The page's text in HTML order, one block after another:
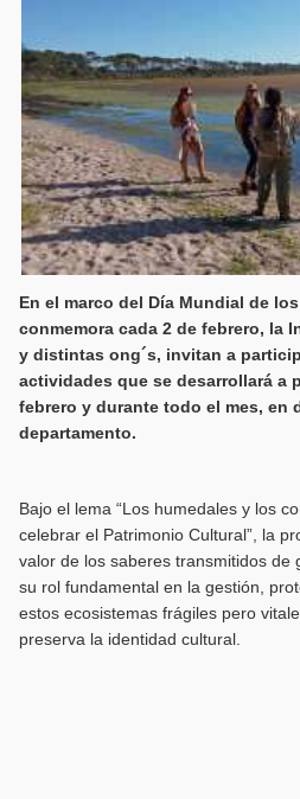
En el marco del Día Mundial de
conmemora cada 2 de febrero, la
y distintas ong´s, invitan a
actividades que se desarrollará a
febrero y durante todo el mes, en
departamento.
Bajo el lema “Los humedales y los
celebrar el Patrimonio Cultural”, la
valor de los saberes transmitidos de
su rol fundamental en la gestión,
estos ecosistemas frágiles pero
preserva la identidad cultural.